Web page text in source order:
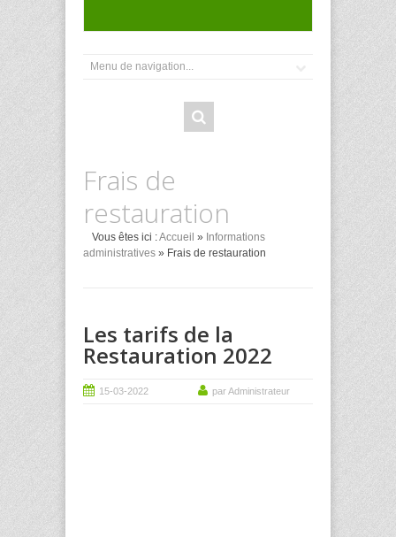
Frais de
restauration
Vous êtes ici :Accueil » Informations
administratives » Frais de restauration
Les tarifs de la
Restauration 2022
15-03-2022 par Administrateur